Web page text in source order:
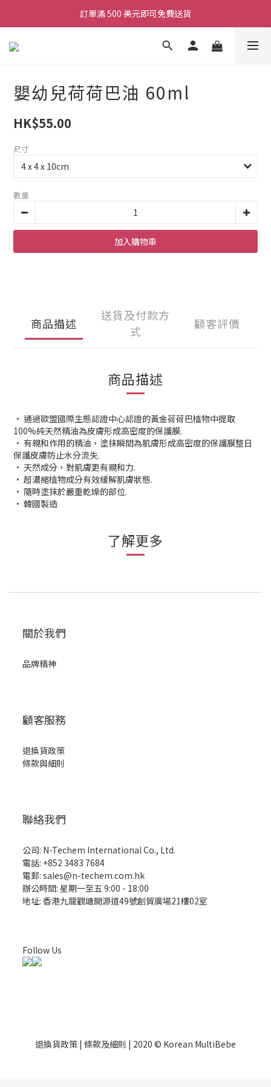
訂單滿 500 美元即可免費送貨
嬰幼兒荷荷巴油 60ml
HK$55.00
尺寸
數量
加入購物車
商品描述
送貨及付款方
式
顧客評價
商品描述
• 通過歐盟國際生態認證中心認證的黃金荷荷巴植物中提取
100%純天然精油為皮膚形成高密度的保護膜.
• 有親和作用的精油，塗抹瞬間為肌膚形成高密度的保護膜整日
保護皮膚防止水分流失.
• 天然成分，對肌膚更有親和力.
• 超濃縮植物成分有效緩解肌膚狀態.
• 隨時塗抹於嚴重乾燥的部位.
• 韓國製造
了解更多
關於我們
品牌精神
顧客服務
退換貨政策
條款與細則
聯絡我們
公司: N-Techem International Co., Ltd.
電話: +852 3483 7684
電郵: sales@n-techem.com.hk
辦公時間: 星期一至五 9:00 - 18:00
地址: 香港九龍觀塘開源道49號創貿廣場21樓02室
Follow Us
退換貨政策 | 條款及細則 | 2020 © Korean MultiBebe